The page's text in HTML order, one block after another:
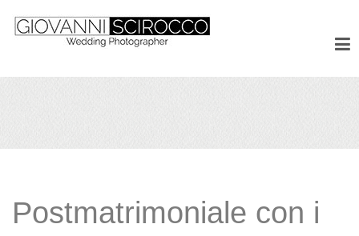
Postmatrimoniale con i